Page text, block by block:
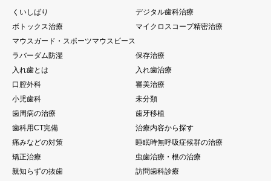
くいしばり
デジタル歯科治療
ボトックス治療
マイクロスコープ精密治療
マウスガード・スポーツマウスピース
ラバーダム防湿
保存治療
入れ歯とは
入れ歯治療
口腔外科
審美治療
小児歯科
未分類
歯周病の治療
歯牙移植
歯科用CT完備
治療内容から探す
痛みなどの対策
睡眠時無呼吸症候群の治療
矯正治療
虫歯治療・根の治療
親知らずの抜歯
訪問歯科診療